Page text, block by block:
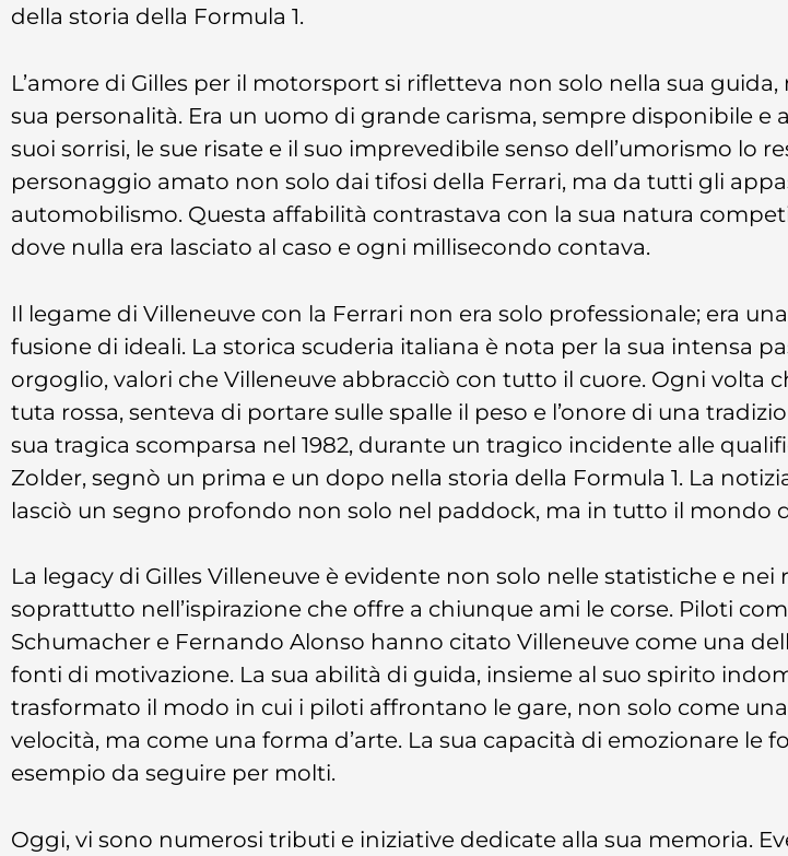
della storia della Formula 1.
L’amore di Gilles per il motorsport si rifletteva non solo nella sua guida,
sua personalità. Era un uomo di grande carisma, sempre disponibile e
suoi sorrisi, le sue risate e il suo imprevedibile senso dell’umorismo lo
personaggio amato non solo dai tifosi della Ferrari, ma da tutti gli
automobilismo. Questa affabilità contrastava con la sua natura
dove nulla era lasciato al caso e ogni millisecondo contava.
Il legame di Villeneuve con la Ferrari non era solo professionale; era
fusione di ideali. La storica scuderia italiana è nota per la sua intensa
orgoglio, valori che Villeneuve abbracciò con tutto il cuore. Ogni volta
tuta rossa, senteva di portare sulle spalle il peso e l’onore di una
sua tragica scomparsa nel 1982, durante un tragico incidente alle
Zolder, segnò un prima e un dopo nella storia della Formula 1. La
lasciò un segno profondo non solo nel paddock, ma in tutto il mondo
La legacy di Gilles Villeneuve è evidente non solo nelle statistiche e nei
soprattutto nell’ispirazione che offre a chiunque ami le corse. Piloti
Schumacher e Fernando Alonso hanno citato Villeneuve come una
fonti di motivazione. La sua abilità di guida, insieme al suo spirito
trasformato il modo in cui i piloti affrontano le gare, non solo come
velocità, ma come una forma d’arte. La sua capacità di emozionare le
esempio da seguire per molti.
Oggi, vi sono numerosi tributi e iniziative dedicate alla sua memoria.